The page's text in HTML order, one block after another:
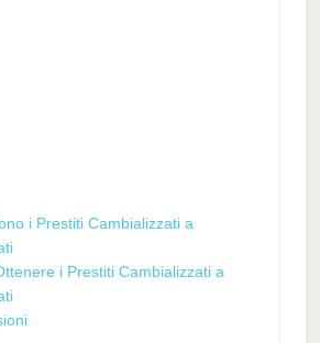
i Prestiti Cambializzati a
i Prestiti Cambializzati a